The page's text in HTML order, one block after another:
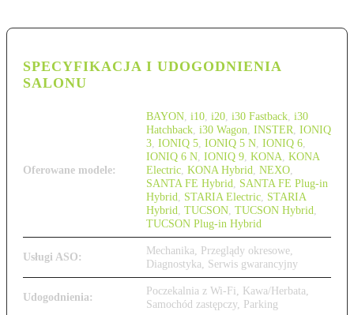
SPECYFIKACJA I UDOGODNIENIA
SALONU
Oferowane modele:
BAYON i10 i20 i30 Fastback i30
Hatchback i30 Wagon INSTER IONIQ
3 IONIQ 5 IONIQ 5 N IONIQ 6
IONIQ 6 N IONIQ 9 KONA KONA
Electric KONA Hybrid NEXO
SANTA FE Hybrid
SANTA FE Plug-in
Hybrid
STARIA Electric STARIA
Hybrid TUCSON TUCSON Hybrid
TUCSON Plug-in Hybrid
Usługi ASO:
Mechanika, Przeglądy okresowe,
Diagnostyka, Serwis gwarancyjny
Udogodnienia:
Poczekalnia z Wi-Fi, Kawa/Herbata,
Samochód zastępczy, Parking